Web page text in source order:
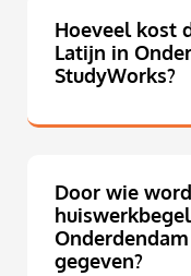
Hoeveel kost
Latijn in
StudyWorks?
Door wie
gegeven?